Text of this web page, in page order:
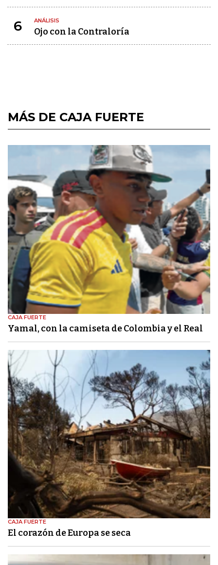
6 ANÁLISIS
Ojo con la Contraloría
MÁS DE CAJA FUERTE
CAJA FUERTE
Yamal, con la camiseta de Colombia y el Real
CAJA FUERTE
El corazón de Europa se seca